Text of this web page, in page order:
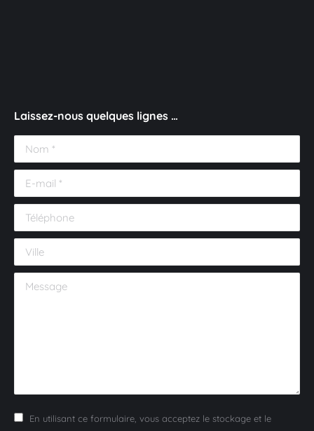
Laissez-nous quelques lignes …
Nom *
E-mail *
Téléphone
Ville
Message
En utilisant ce formulaire, vous acceptez le stockage et le